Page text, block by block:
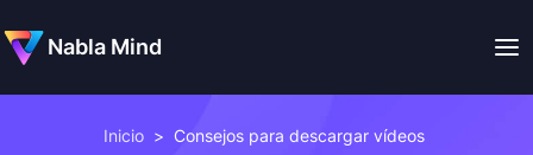
Nabla Mind
Inicio > Consejos para descargar vídeos